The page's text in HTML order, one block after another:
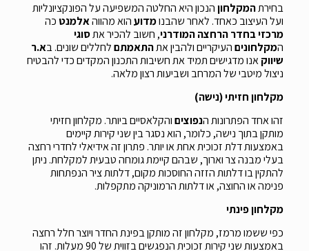
בחירתהמקלחוןהנכון היא החלטה המשפיעה על הפונקציונליות
ועל העיצוב כאחד. לאחר שהבנומדועהוא מהווהאלמנט כה
מרכזיבחדרהרחצההמודרני, חשוב להכיר אתסוגי
המקלחוניםהעיקריים ולהבין אתהתאמתםלחללים שונים. בא.ר
שיווקאנו מדגישים תמיד את חשיבות התכנון המקדים כדי להבטיח
ניצול מיטבי של המרחב ושביעות רצון מלאה.
מקלחון חזיתי (נישה)
זהו אחד הפתרונות הנפוציםוהקלאסיים ביותר. מקלחון חזיתי
מותקן בתוך נישה, כלומר, הוא נסגר בין שני קירות קיימים
באמצעות דלת זכוכית אחת או יותר. פתרון זה אידיאלי לחדרי רחצה
בעלי מבנה צר וארוך, שבהם קיימת גומחה טבעית למקלחת. ניתן
להתקין בו דלתות הזזה החוסכות מקום, דלתות ציר הנפתחות
פנימה או החוצה, או דלתות הרמוניקה מתקפלות.
מקלחון פינתי
כפי ששמו מרמז, מקלחון זה מותקן בפינת החדר ויוצר חלל רחצה
באמצעות שני קירות זכוכית הנפגשים בזווית של 90 מעלות. זהו